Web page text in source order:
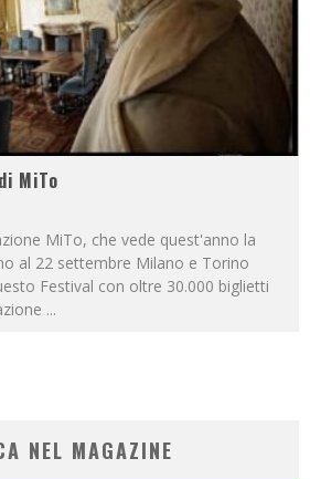
MiTo
MiTo, che vede quest'anno la
al 22 settembre Milano e Torino
Festival con oltre 30.000 biglietti
...
NEL MAGAZINE